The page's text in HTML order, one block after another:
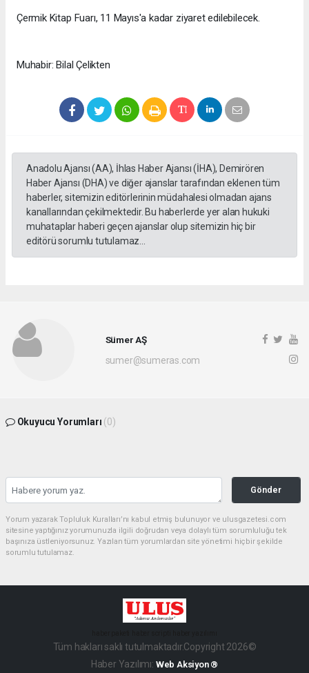
Çermik Kitap Fuarı, 11 Mayıs'a kadar ziyaret edilebilecek.
Muhabir: Bilal Çelikten
Anadolu Ajansı (AA), İhlas Haber Ajansı (İHA), Demirören
Haber Ajansı (DHA) ve diğer ajanslar tarafından eklenen tüm
haberler, sitemizin editörlerinin müdahalesi olmadan ajans
kanallarından çekilmektedir. Bu haberlerde yer alan hukuki
muhataplar haberi geçen ajanslar olup sitemizin hiç bir
editörü sorumlu tutulamaz...
Sümer AŞ
sumer@sumeras.com
Okuyucu Yorumları (0)
Gönder
Yorum yazarak Topluluk Kuralları’nı kabul etmiş bulunuyor ve ulusgazetesi.com
sitesine yaptığınız yorumunuzla ilgili doğrudan veya dolaylı tüm sorumluluğu tek
başınıza üstleniyorsunuz. Yazılan tüm yorumlardan site yönetimi hiçbir şekilde
sorumlu tutulamaz.
Tüm hakları saklı tutulmaktadır.Copyright 2026©
Haber Yazılımı: Web Aksiyon ®